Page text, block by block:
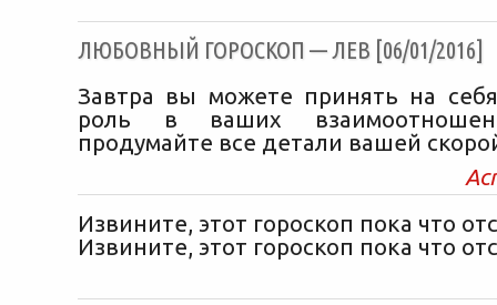
ЛЮБОВНЫЙ ГОРОСКОП — ЛЕВ [06/01/2016]
Завтра вы можете принять на
роль в ваших
продумайте все детали вашей
Извините, этот гороскоп пока что
Извините, этот гороскоп пока что